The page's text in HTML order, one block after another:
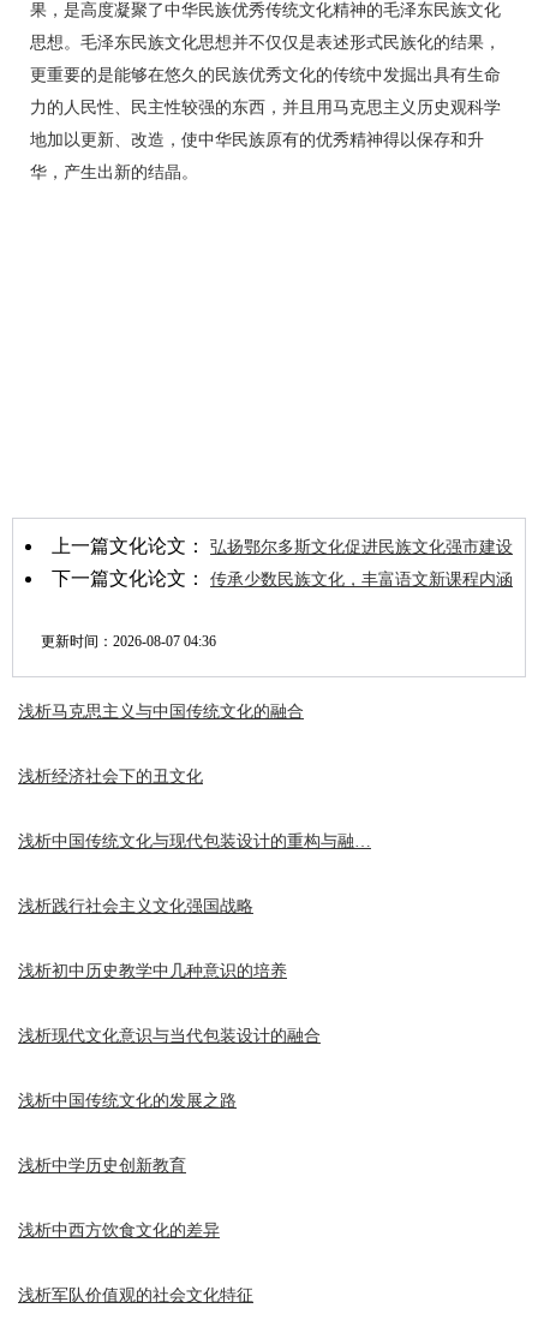
果，是高度凝聚了中华民族优秀传统文化精神的毛泽东民族文化
思想。毛泽东民族文化思想并不仅仅是表述形式民族化的结果，
更重要的是能够在悠久的民族优秀文化的传统中发掘出具有生命
力的人民性、民主性较强的东西，并且用马克思主义历史观科学
地加以更新、改造，使中华民族原有的优秀精神得以保存和升
华，产生出新的结晶。
上一篇文化论文： 弘扬鄂尔多斯文化促进民族文化强市建设
下一篇文化论文： 传承少数民族文化，丰富语文新课程内涵
更新时间： 2026-08-07 04:36
浅析马克思主义与中国传统文化的融合
浅析经济社会下的丑文化
浅析中国传统文化与现代包装设计的重构与融…
浅析践行社会主义文化强国战略
浅析初中历史教学中几种意识的培养
浅析现代文化意识与当代包装设计的融合
浅析中国传统文化的发展之路
浅析中学历史创新教育
浅析中西方饮食文化的差异
浅析军队价值观的社会文化特征